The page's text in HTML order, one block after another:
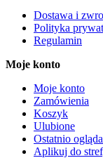
Dostawa i
Polityka
Regulamin
Moje konto
Moje konto
Zamówienia
Koszyk
Ulubione
Ostatnio
Aplikuj do